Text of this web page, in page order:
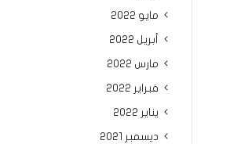
مايو 2022
أبريل 2022
مارس 2022
فبراير 2022
يناير 2022
ديسمبر 2021